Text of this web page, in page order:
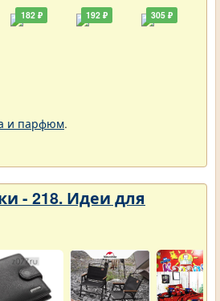
182 ₽ 192 ₽ 305 ₽
и парфюм.
- 218. Идеи для